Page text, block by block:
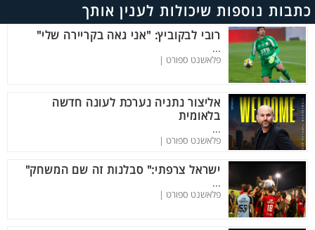
כתבות נוספות שיכולות לענין אותך
רובי לבקוביץ: "אני גאה בקריירה שלי"
...
פלאשנט ספורט |
אליצור נתניה נערכת לעונה חדשה
בלאומית
...
פלאשנט ספורט |
ישראל צרפתי:" סבלנות זה שם המשחק"
...
פלאשנט ספורט |